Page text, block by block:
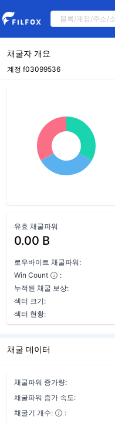
채굴자 개요
계정 f03099536
유효 채굴파워
0.00 B
로우바이트 채굴파워:
Win Count
:
누적된 채굴 보상:
섹터 크기:
섹터 현황:
채굴 데이터
채굴파워 증가량:
채굴파워 증가 속도:
채굴기 개수:
: